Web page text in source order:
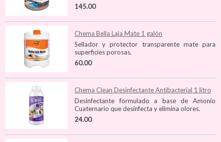
145.00
Chema Bella Laja Mate 1 galón
Sellador y protector transparente mate para
superficies porosas.
60.00
Chema Clean Desinfectante Antibacterial 1 litro
Desinfectante formulado a base de Amonio
Cuaternario que desinfecta y elimina olores.
24.00